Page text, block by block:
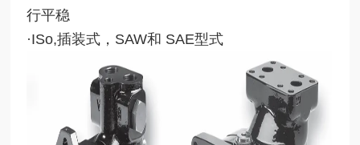
行平稳
·ISo,插装式，SAW和 SAE型式